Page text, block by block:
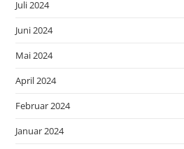
Juli 2024
Juni 2024
Mai 2024
April 2024
Februar 2024
Januar 2024